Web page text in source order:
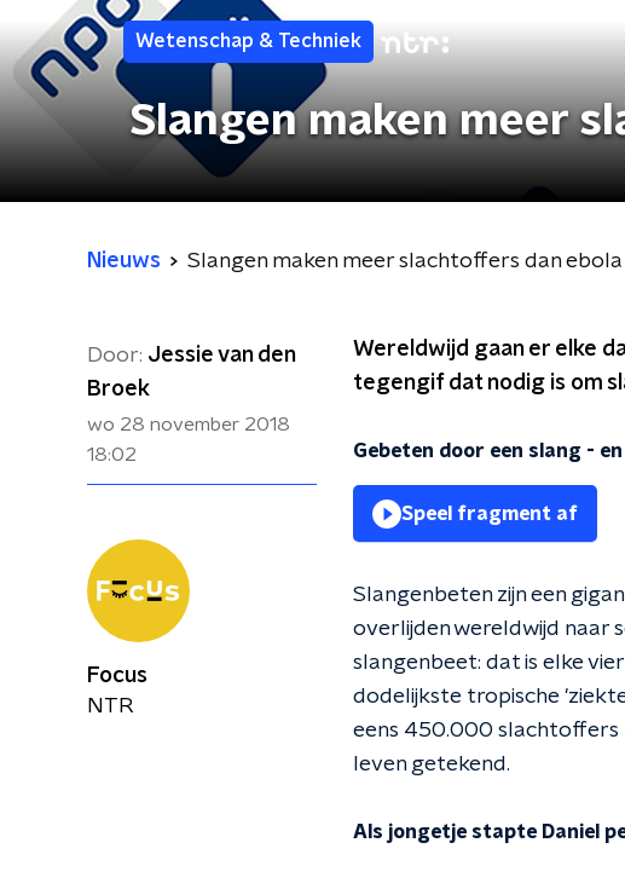
Wetenschap & Techniek
Slangen maken meer
Nieuws Slangen maken meer slachtoffers dan ebola
Door: Jessie van den
Broek
wo 28 november 2018
18:02
Wereldwijd gaan er elke
tegengif dat nodig is om
Gebeten door een slang - en
Speel fragment af
Slangenbeten zijn een
overlijden wereldwijd naar
slangenbeet: dat is elke
dodelijkste tropische
eens 450.000 slachtoffers
leven getekend.
Als jongetje stapte Daniel
Focus
NTR